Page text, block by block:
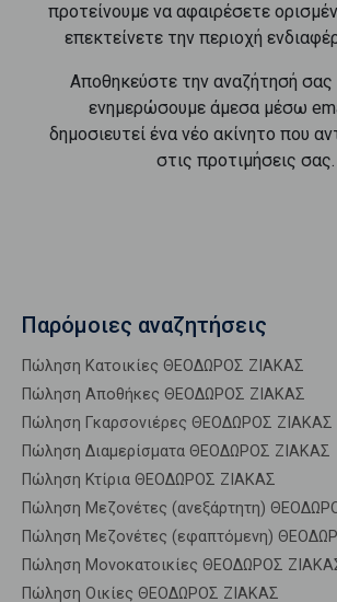
προτείνουμε να αφαιρέσετε
επεκτείνετε την περιοχή
Αποθηκεύστε την αναζήτησή σας
ενημερώσουμε άμεσα μέσω
δημοσιευτεί ένα νέο ακίνητο που
στις προτιμήσεις σας.
Παρόμοιες αναζητήσεις
Πώληση Κατοικίες ΘΕΟΔΩΡΟΣ ΖΙΑΚΑΣ
Πώληση Αποθήκες ΘΕΟΔΩΡΟΣ ΖΙΑΚΑΣ
Πώληση Γκαρσονιέρες ΘΕΟΔΩΡΟΣ ΖΙΑΚΑΣ
Πώληση Διαμερίσματα ΘΕΟΔΩΡΟΣ ΖΙΑΚΑΣ
Πώληση Κτίρια ΘΕΟΔΩΡΟΣ ΖΙΑΚΑΣ
Πώληση Μεζονέτες (ανεξάρτητη)
Πώληση Μεζονέτες (εφαπτόμενη)
Πώληση Μονοκατοικίες ΘΕΟΔΩΡΟΣ
Πώληση Οικίες ΘΕΟΔΩΡΟΣ ΖΙΑΚΑΣ